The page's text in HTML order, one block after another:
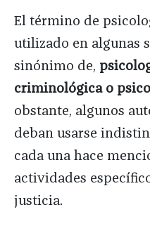
El término de
utilizado en algunas
sinónimo de,
criminológica o
obstante, algunos
deban usarse
cada una hace
actividades
justicia.